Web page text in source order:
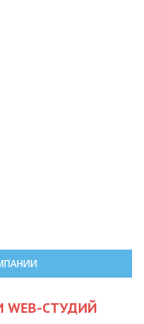
WEB-СТУДИЙ